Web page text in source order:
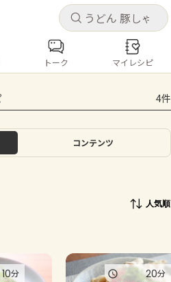
キャ
とレシピを保存できます
キャ
コンテンツ
トマト とうもろこし
ピーマン
トーク マイレシピ
4件
コンテンツ
人気順
10分 20分